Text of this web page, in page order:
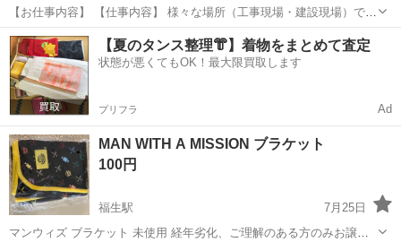
【お仕事内容】 【仕事内容】 様々な場所（工事現場・建設現場）での
交通誘導・案内をお任せします。 道路をご利用される車両や歩行者の
方が安全に安心して通行するために適切に誘導してください。 現場へ
の直行直帰が基本で、毎週・毎...
東京 福生市 警備員
【夏のタンス整理👘】着物をまとめて査定
状態が悪くてもOK！最大限買取します
プリフラ Ad
MAN WITH A MISSION ブラケット
100円
福生駅
7月25日
マンウィズ ブラケット 未使用 経年劣化、ご理解のある方のみお譲り